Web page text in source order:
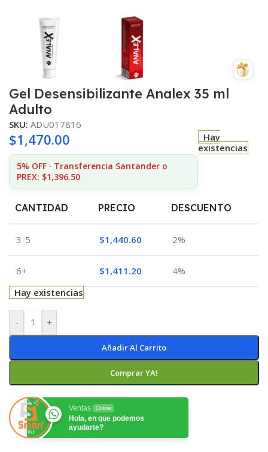
Gel Desensibilizante Analex 35 ml
Adulto
SKU: ADU017816
$1,470.00
5% OFF · Transferencia Santander o
PREX: $1,396.50
Hay
existencias
CANTIDAD PRECIO DESCUENTO
3-5 $1,440.60 2%
6+ $1,411.20
4%
Hay existencias
- +
Añadir Al Carrito
Comprar YA!
Ventas Online
Hola, en que podemos
ayudarte?